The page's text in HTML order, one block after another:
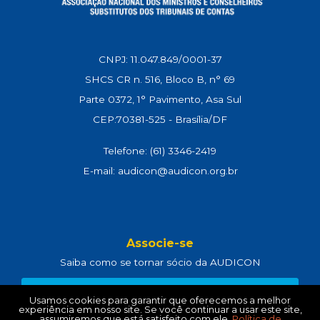
CNPJ: 11.047.849/0001-37
SHCS CR n. 516, Bloco B, n° 69
Parte 0372, 1° Pavimento, Asa Sul
CEP:70381-525 - Brasília/DF
Telefone: (61) 3346-2419
E-mail: audicon@audicon.org.br
Associe-se
Saiba como se tornar sócio da AUDICON
CLIQUE AQUI
Usamos cookies para garantir que oferecemos a melhor
experiência em nosso site. Se você continuar a usar este site,